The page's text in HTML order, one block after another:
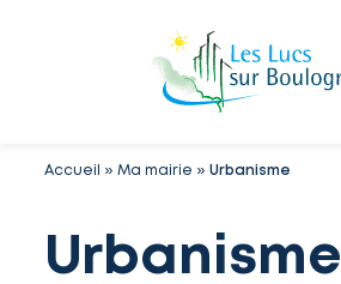
Accueil » Ma mairie » Urbanisme
Urbanisme